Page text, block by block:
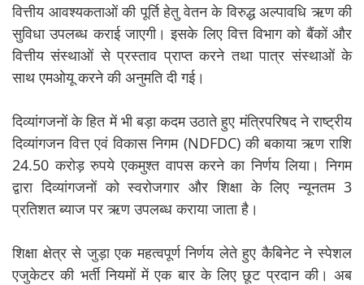
वित्तीय आवश्यकताओं की पूर्ति हेतु वेतन के विरुद्ध अल्पावधि ऋण की
सुविधा उपलब्ध कराई जाएगी। इसके लिए वित्त विभाग को बैंकों और
वित्तीय संस्थाओं से प्रस्ताव प्राप्त करने तथा पात्र संस्थाओं के
साथ एमओयू करने की अनुमति दी गई।
दिव्यांगजनों के हित में भी बड़ा कदम उठाते हुए मंत्रिपरिषद ने राष्ट्रीय
दिव्यांगजन वित्त एवं विकास निगम (NDFDC) की बकाया ऋण राशि
24.50 करोड़ रुपये एकमुश्त वापस करने का निर्णय लिया। निगम
द्वारा दिव्यांगजनों को स्वरोजगार और शिक्षा के लिए न्यूनतम 3
प्रतिशत ब्याज पर ऋण उपलब्ध कराया जाता है।
शिक्षा क्षेत्र से जुड़ा एक महत्वपूर्ण निर्णय लेते हुए कैबिनेट ने स्पेशल
एजुकेटर की भर्ती नियमों में एक बार के लिए छूट प्रदान की। अब